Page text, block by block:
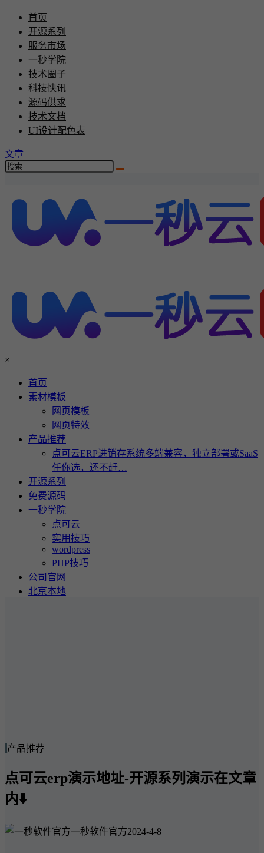
首页
开源系列
服务市场
一秒学院
技术圈子
科技快讯
源码供求
技术文档
UI设计配色表
文章
×
首页
素材模板
网页模板
网页特效
产品推荐
点可云ERP进销存系统多端兼容，独立部署或SaaS
任你选，还不赶…
开源系列
免费源码
一秒学院
点可云
实用技巧
wordpress
PHP技巧
公司官网
北京本地
产品推荐
点可云erp演示地址-开源系列演示在文章
内⬇️
一秒软件官方2024-4-8